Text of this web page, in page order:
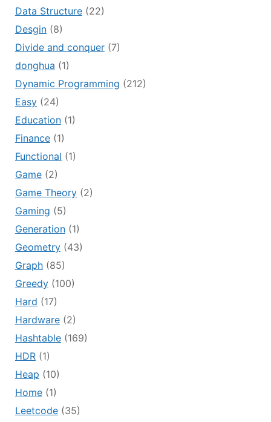
Data Structure(22)
Desgin(8)
Divide and conquer(7)
donghua (1)
Dynamic Programming (212)
Easy(24)
Education(1)
Finance(1)
Functional (1)
Game(2)
Game Theory(2)
Gaming (5)
Generation(1)
Geometry(43)
Graph(85)
Greedy(100)
Hard (17)
Hardware(2)
Hashtable(169)
HDR(1)
Heap (10)
Home(1)
Leetcode(35)